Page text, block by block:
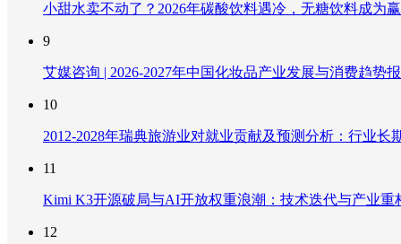
小甜水卖不动了？2026年碳酸饮料遇冷，无糖饮料成为
9
艾媒咨询 | 2026-2027年中国化妆品产业发展与消费趋势
10
2012-2028年瑞典旅游业对就业贡献及预测分析：行业
11
Kimi K3开源破局与AI开放权重浪潮：技术迭代与产业重
12